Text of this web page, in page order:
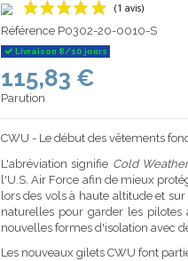
Référence P0302-20-0010-S
Livraison 8/10 jours
115,83 €
Parution
CWU - Le début des vêtements
L'abréviation signifie Cold
l'U.S. Air Force afin de mieux
lors des vols à haute altitude et
naturelles pour garder les
nouvelles formes d'isolation avec
Les nouveaux gilets CWU font